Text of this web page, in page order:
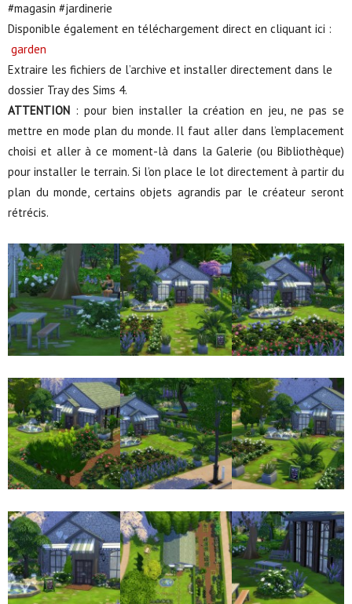
#magasin #jardinerie
Disponible également en téléchargement direct en cliquant ici :
garden
Extraire les fichiers de l’archive et installer directement dans le
dossier Tray des Sims 4.
ATTENTION : pour bien installer la création en jeu, ne pas se
mettre en mode plan du monde. Il faut aller dans l’emplacement
choisi et aller à ce moment-là dans la Galerie (ou Bibliothèque)
pour installer le terrain. Si l’on place le lot directement à partir du
plan du monde, certains objets agrandis par le créateur seront
rétrécis.